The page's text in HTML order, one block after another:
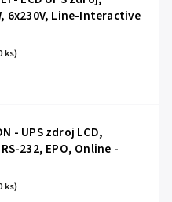
6x230V, Line-Interactive
ks)
- UPS zdroj LCD,
232, EPO, Online -
ks)